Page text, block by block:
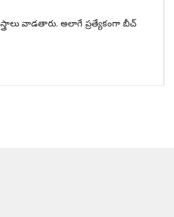
వాడతారు. అలాగే ప్రత్యేకంగా బీచ్